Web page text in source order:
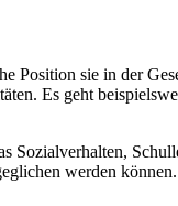
Position sie in der
Es geht
werden